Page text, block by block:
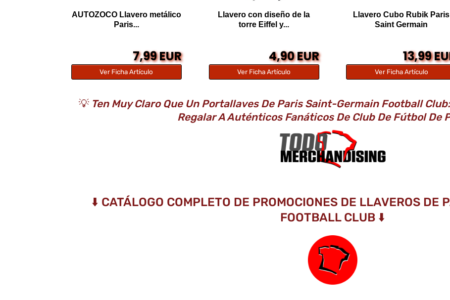
AUTOZOCO Llavero metálico
Paris...
7,99 EUR
Ver Ficha Artículo
Llavero con diseño de la
torre Eiffel y...
4,90 EUR
Ver Ficha Artículo
Llavero Cubo Rubik Paris
Saint Germain
13,99
Ver Ficha Artículo
💡 Ten Muy Claro Que Un Portallaves De Paris Saint-Germain Football
Regalar A Auténticos Fanáticos De Club De Fútbol De
⬇️ CATÁLOGO COMPLETO DE PROMOCIONES DE LLAVEROS DE
FOOTBALL CLUB ⬇️